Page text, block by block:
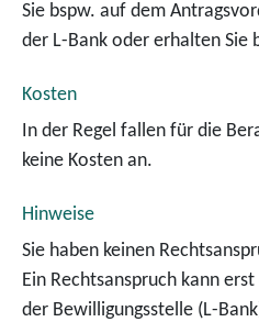
Sie bspw. auf dem
der L-Bank oder erhalten Sie
Kosten
In der Regel fallen für die
keine Kosten an.
Hinweise
Sie haben keinen
Ein Rechtsanspruch kann
der Bewilligungsstelle (L-